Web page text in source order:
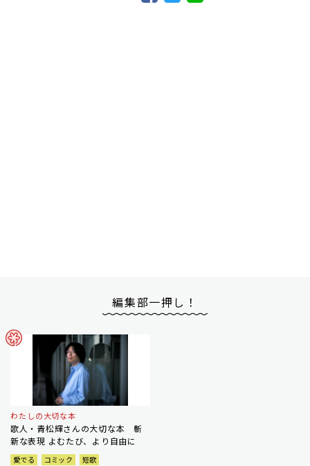
編集部一押し！
わたしの大切な本
歌人・青松輝さんの大切な本 斬
新な表現 よむたび、より自由に
愛でる コミック 短歌